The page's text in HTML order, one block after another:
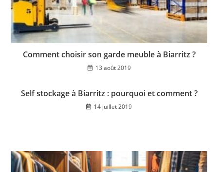
Comment choisir son garde meuble à Biarritz ?
13 août 2019
Self stockage à Biarritz : pourquoi et comment ?
14 juillet 2019